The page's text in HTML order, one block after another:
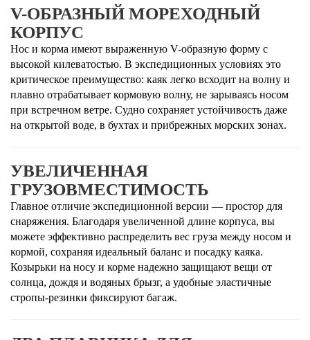
V-ОБРАЗНЫЙ МОРЕХОДНЫЙ
КОРПУС
Нос и корма имеют выраженную V-образную форму с
высокой килеватостью. В экспедиционных условиях это
критическое преимущество: каяк легко всходит на волну и
плавно отрабатывает кормовую волну, не зарываясь носом
при встречном ветре. Судно сохраняет устойчивость даже
на открытой воде, в бухтах и прибрежных морских зонах.
УВЕЛИЧЕННАЯ
ГРУЗОВМЕСТИМОСТЬ
Главное отличие экспедиционной версии — простор для
снаряжения. Благодаря увеличенной длине корпуса, вы
можете эффективно распределить вес груза между носом и
кормой, сохраняя идеальный баланс и посадку каяка.
Козырьки на носу и корме надежно защищают вещи от
солнца, дождя и водяных брызг, а удобные эластичные
стропы-резинки фиксируют багаж.